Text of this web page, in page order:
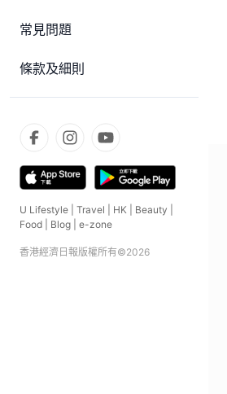
常見問題
條款及細則
U Lifestyle Travel HK Beauty
Food
Blog e-zone
香港經濟日報版權所有©2026